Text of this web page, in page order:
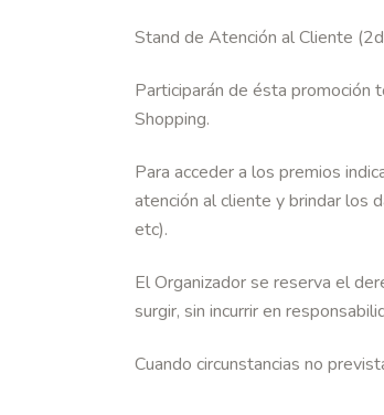
Stand de Atención al Cliente
Participarán de ésta promoción
Shopping.
Para acceder a los premios
atención al cliente y brindar los
etc).
El Organizador se reserva el
surgir, sin incurrir en
Cuando circunstancias no